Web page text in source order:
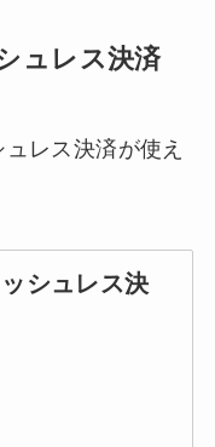
ュレス決済
レス決済が使え
シュレス決